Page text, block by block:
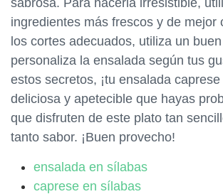
sabrosa. Para hacerla irresistible,
ingredientes más frescos y de mejor
los cortes adecuados, utiliza un
personaliza la ensalada según tus
estos secretos, ¡tu ensalada
deliciosa y apetecible que hayas
que disfruten de este plato tan
tanto sabor. ¡Buen provecho!
ensalada en sílabas
caprese en sílabas